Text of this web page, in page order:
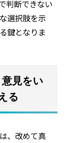
判断できない
選択肢を示
鍵となりま
見をい
る
、改めて真